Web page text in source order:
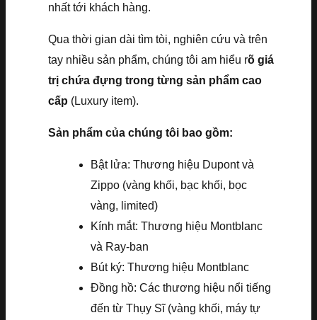
nhất tới khách hàng.
Qua thời gian dài tìm tòi, nghiên cứu và trên
tay nhiều sản phẩm, chúng tôi am hiểu rõ giá
trị chứa đựng trong từng sản phẩm cao
cấp (Luxury item).
Sản phẩm của chúng tôi bao gồm:
Bật lửa: Thương hiệu Dupont và
Zippo (vàng khối, bạc khối, bọc
vàng, limited)
Kính mắt: Thương hiệu Montblanc
và Ray-ban
Bút ký: Thương hiệu Montblanc
Đồng hồ: Các thương hiệu nổi tiếng
đến từ Thụy Sĩ (vàng khối, máy tự